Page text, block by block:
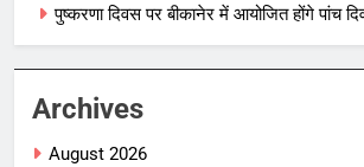
पुष्करणा दिवस पर बीकानेर में आयोजित होंगे पांच
Archives
August 2026